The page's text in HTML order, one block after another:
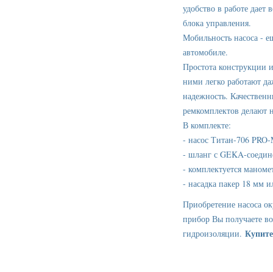
удобство в работе
блока управления.
Мобильность насоса -
автомобиле.
Простота конструкции
ними легко работают
надежность.
ремкомплектов
В комплекте:
- насос Титан-706
- шланг с GEKA-
- комплектуется
- насадка пакер 18 мм
Приобретение насоса
прибор Вы получаете
гидроизоляции.